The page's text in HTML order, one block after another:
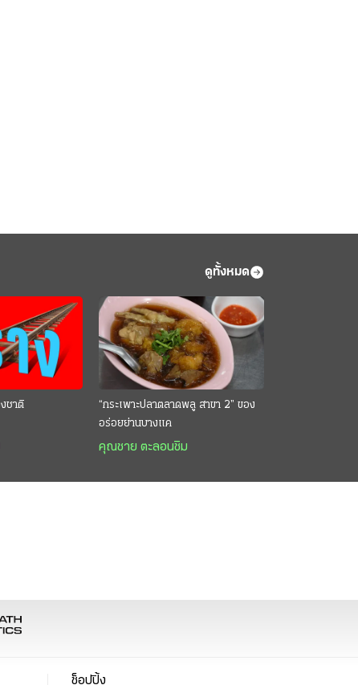
ดูทั้งหมด
ชาติ
“กระเพาะปลาตลาดพลู สาขา 2” ของ
อร่อยย่านบางแค
คุณชาย ตะลอนชิม
ช็อปปิ้ง